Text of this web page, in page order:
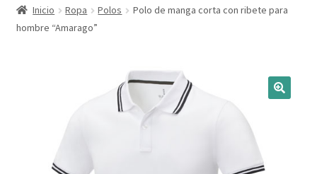
el
hijo
Técnicas del grabado
Inicio Ropa Polos
Polo de manga corta con ribete para
hombre “Amarago”